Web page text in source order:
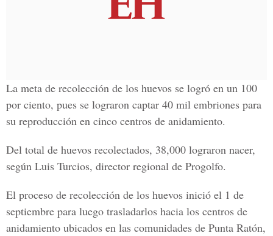
La meta de recolección de los huevos se logró en un 100
por ciento, pues se lograron captar 40 mil embriones para
su reproducción en cinco centros de anidamiento.
Del total de huevos recolectados, 38,000 lograron nacer,
según Luis Turcios, director regional de Progolfo.
El proceso de recolección de los huevos inició el 1 de
septiembre para luego trasladarlos hacia los centros de
anidamiento ubicados en las comunidades de Punta Ratón,